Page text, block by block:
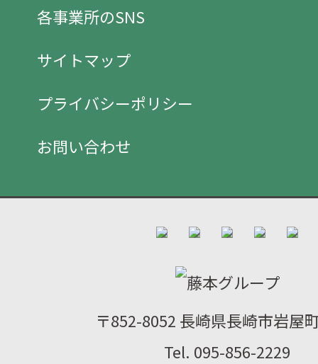
各事業所のSNS
サイトマップ
プライバシーポリシー
お問い合わせ
〒852-8052 長崎県長崎市岩屋
Tel. 095-856-2229